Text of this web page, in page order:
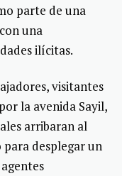
parte de una
una
ilícitas.
visitantes
la avenida Sayil,
arribaran al
desplegar un